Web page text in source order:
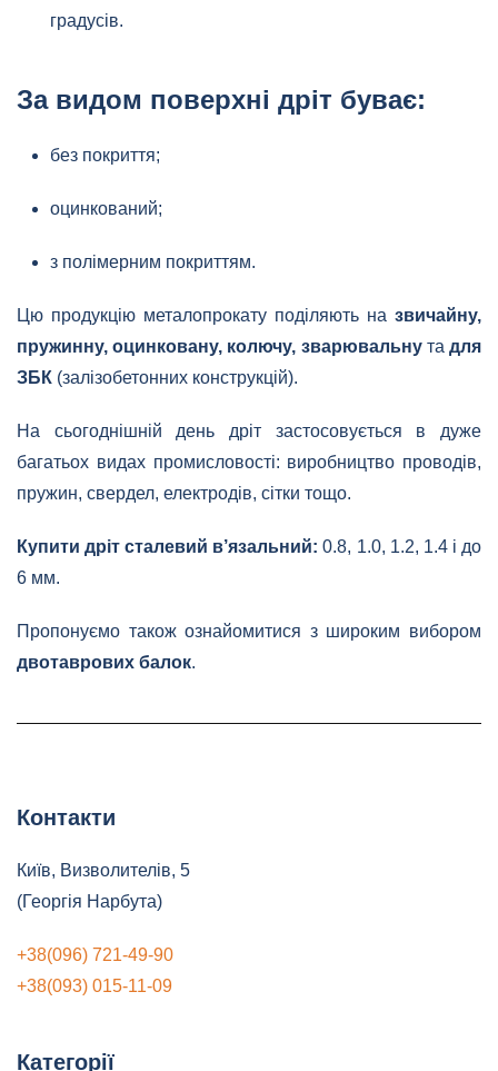
градусів.
За видом поверхні дріт буває:
без покриття;
оцинкований;
з полімерним покриттям.
Цю продукцію металопрокату поділяють на звичайну,
пружинну, оцинковану, колючу, зварювальнутадля
ЗБК (залізобетонних конструкцій).
На сьогоднішній день дріт застосовується в дуже
багатьох видах промисловості: виробництво проводів,
пружин, свердел, електродів, сітки тощо.
Купити дріт сталевий в’язальний: 0.8, 1.0, 1.2, 1.4 і до
6 мм.
Пропонуємо також ознайомитися з широким вибором
двотаврових балок.
Контакти
Київ, Визволителів, 5
(Георгія Нарбута)
+38(096) 721-49-90
+38(093) 015-11-09
Категорії